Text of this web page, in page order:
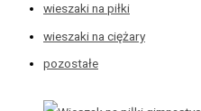
wieszaki na piłki
wieszaki na ciężary
pozostałe